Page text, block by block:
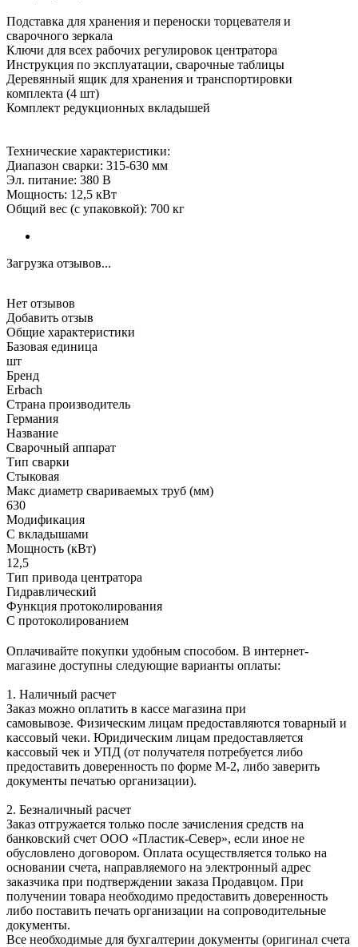
Подставка для хранения и переноски торцевателя и
сварочного зеркала
Ключи для всех рабочих регулировок центратора
Инструкция по эксплуатации, сварочные таблицы
Деревянный ящик для хранения и транспортировки
комплекта (4 шт)
Комплект редукционных вкладышей
Технические характеристики:
Диапазон сварки: 315-630 мм
Эл. питание: 380 В
Мощность: 12,5 кВт
Общий вес (с упаковкой): 700 кг
Загрузка отзывов...
Нет отзывов
Добавить отзыв
Общие характеристики
Базовая единица
шт
Бренд
Erbach
Страна производитель
Германия
Название
Сварочный аппарат
Тип сварки
Стыковая
Макс диаметр свариваемых труб (мм)
630
Модификация
С вкладышами
Мощность (кВт)
12,5
Тип привода центратора
Гидравлический
Функция протоколирования
С протоколированием
Оплачивайте покупки удобным способом. В интернет-
магазине доступны следующие варианты оплаты:
1. Наличный расчет
Заказ можно оплатить в кассе магазина при
самовывозе. Физическим лицам предоставляются товарный и
кассовый чеки. Юридическим лицам предоставляется
кассовый чек и УПД (от получателя потребуется либо
предоставить доверенность по форме М-2, либо заверить
документы печатью организации).
2. Безналичный расчет
Заказ отгружается только после зачисления средств на
банковский счет ООО «Пластик-Север», если иное не
обусловлено договором. Оплата осуществляется только на
основании счета, направляемого на электронный адрес
заказчика при подтверждении заказа Продавцом. При
получении товара необходимо предоставить доверенность
либо поставить печать организации на сопроводительные
документы.
Все необходимые для бухгалтерии документы (оригинал счета